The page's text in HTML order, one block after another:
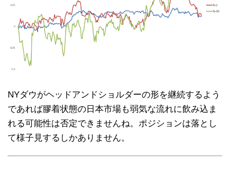
NYダウがヘッドアンドショルダーの形を継続するよう
であれば膠着状態の日本市場も弱気な流れに飲み込ま
れる可能性は否定できませんね。ポジションは落とし
て様子見するしかありません。